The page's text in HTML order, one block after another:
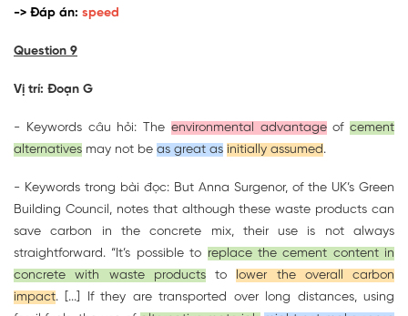
-> Đáp án: speed
Question 9
Vị trí: Đoạn G
- Keywords câu hỏi: The environmental advantageof cement
alternatives may not be as great as initially assumed.
- Keywords trong bài đọc: But Anna Surgenor, of the UK’s Green
Building Council, notes that although these waste products can
save carbon in the concrete mix, their use is not always
straightforward. “It’s possible to replace the cement content in
concrete with waste productsto
lower the overall carbon
impact. [...] If they are transported over long distances, using